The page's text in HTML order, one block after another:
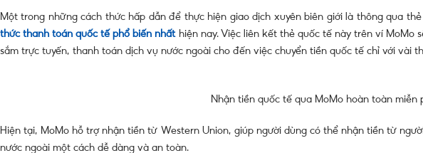
Một trong những cách thức hấp dẫn để thực hiện giao dịch xuyên biên giới là thông qua
thức thanh toán quốc tế phổ biến nhấthiện nay. Việc liên kết thẻ quốc tế này trên ví MoMo
sắm trực tuyến, thanh toán dịch vụ nước ngoài cho đến việc chuyển tiền quốc tế chỉ với vài
Nhận tiền quốc tế qua MoMo hoàn toàn miễn
Hiện tại, MoMo hỗ trợ nhận tiền từ Western Union, giúp người dùng có thể nhận tiền từ
nước ngoài một cách dễ dàng và an toàn.